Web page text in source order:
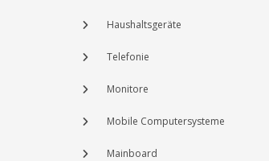
Haushaltsgeräte
Telefonie
Monitore
Mobile Computersysteme
Mainboard